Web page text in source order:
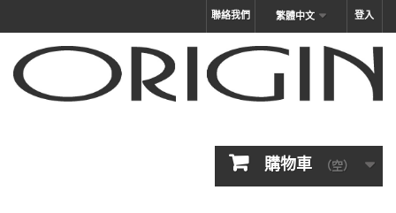
登入
繁體中文
聯絡我們
購物車 （空）